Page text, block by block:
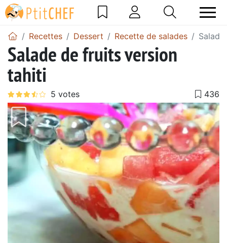
Recettes Dessert Recette de salades
Salade de fruits version
tahiti